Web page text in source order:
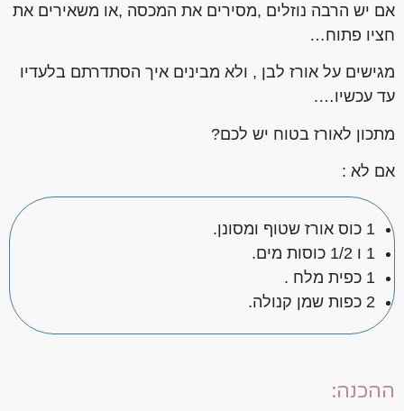
אם יש הרבה נוזלים ,מסירים את המכסה ,או משאירים את
חציו פתוח…
מגישים על אורז לבן , ולא מבינים איך הסתדרתם בלעדיו
עד עכשיו….
מתכון לאורז בטוח יש לכם?
אם לא :
1 כוס אורז שטוף ומסונן.
1 ו 1/2 כוסות מים.
1 כפית מלח .
2 כפות שמן קנולה.
ההכנה: